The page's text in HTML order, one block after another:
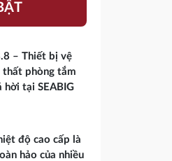
– Thiết bị vệ
thất phòng tắm
hời tại SEABIG
độ cao cấp là
hảo của nhiều